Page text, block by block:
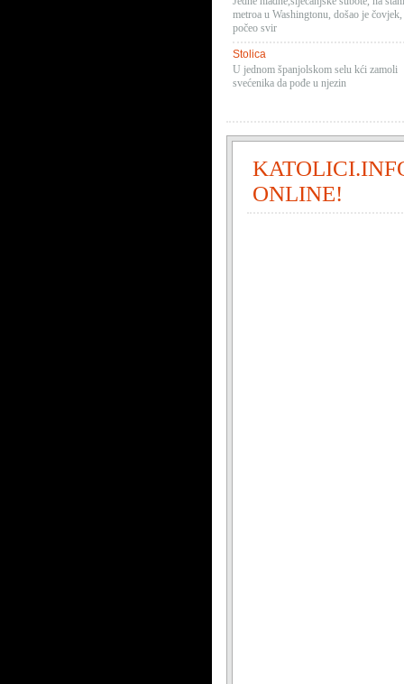
metroa u Washingtonu, došao je čovjek,
počeo svir
Stolica
U jednom španjolskom selu kći zamoli
svećenika da pođe u njezin
ONLINE!